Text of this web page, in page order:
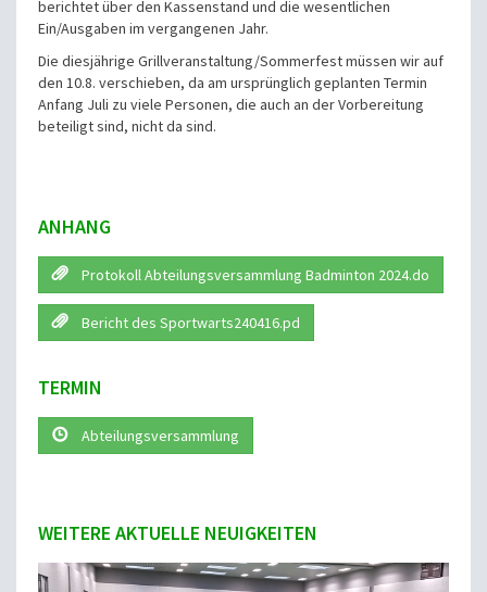
berichtet über den Kassenstand und die wesentlichen
Ein/Ausgaben im vergangenen Jahr.
Die diesjährige Grillveranstaltung/Sommerfest müssen wir auf
den 10.8. verschieben, da am ursprünglich geplanten Termin
Anfang Juli zu viele Personen, die auch an der Vorbereitung
beteiligt sind, nicht da sind.
ANHANG
Protokoll Abteilungsversammlung Badminton 2024.do
Bericht des Sportwarts240416.pd
TERMIN
Abteilungsversammlung
WEITERE AKTUELLE NEUIGKEITEN